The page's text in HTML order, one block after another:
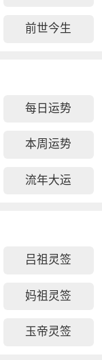
前世今生
每日运势
本周运势
流年大运
吕祖灵签
妈祖灵签
玉帝灵签